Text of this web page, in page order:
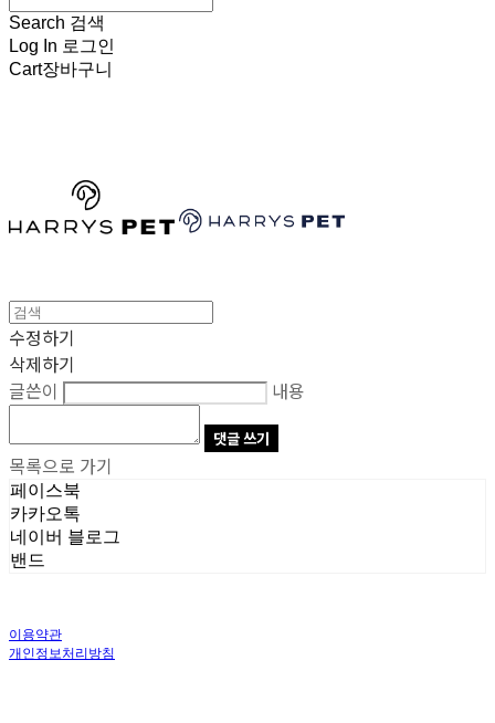
Search 검색
Log In 로그인
Cart장바구니
수정하기
삭제하기
글쓴이
내용
댓글 쓰기
목록으로 가기
페이스북
카카오톡
네이버 블로그
밴드
이용약관
개인정보처리방침